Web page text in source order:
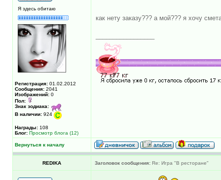
Я здесь обитаю
Регистрация: 01.02.2012
Сообщения: 2041
Изображений: 0
Пол:
Знак зодиака:
В наличии: 924
Награды: 108
Блог: Просмотр блога (12)
как нету заказу??? а мой??? я хочу
Вернуться к началу
REDIKA Заголовок сообщения: Re: Игра "В ресторане"